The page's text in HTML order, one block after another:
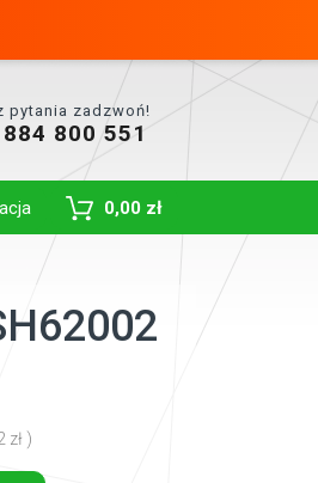
pytania zadzwoń!
884 800 551
0,00 zł
zł )